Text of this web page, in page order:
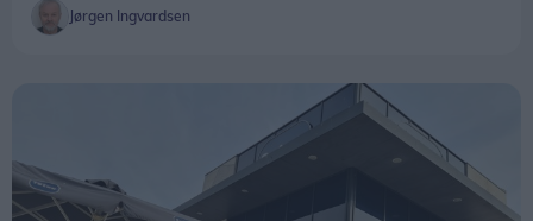
Jørgen Ingvardsen